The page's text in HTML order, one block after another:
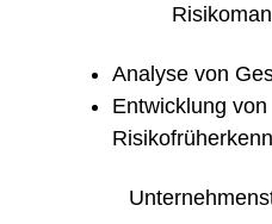
Analyse von
Entwicklung von